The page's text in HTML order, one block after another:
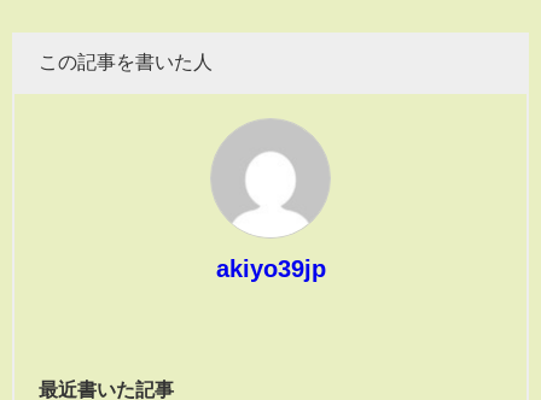
この記事を書いた人
akiyo39jp
最近書いた記事